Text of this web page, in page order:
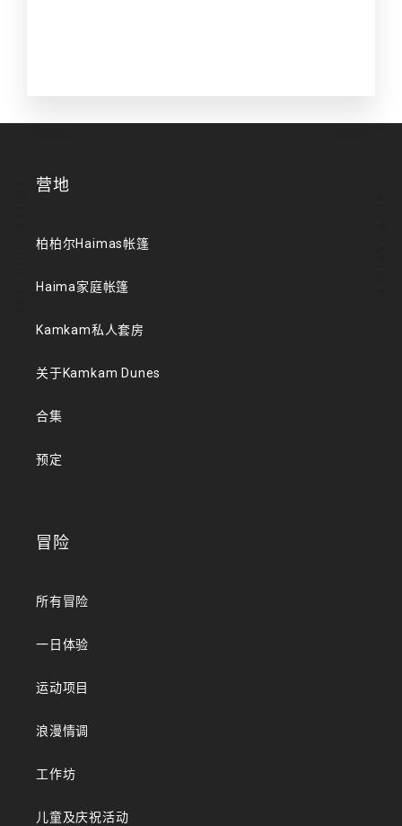
营地
柏柏尔Haimas帐篷
Haima家庭帐篷
Kamkam私人套房
关于Kamkam Dunes
合集
预定
冒险
所有冒险
一日体验
运动项目
浪漫情调
工作坊
儿童及庆祝活动